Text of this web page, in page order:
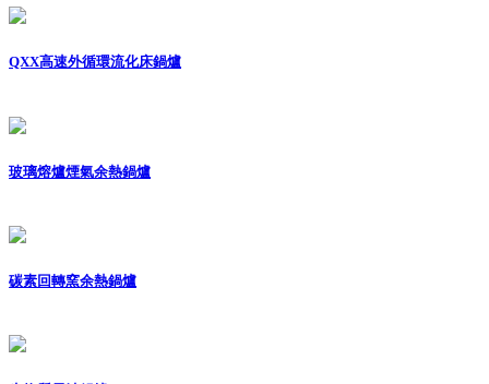
QXX高速外循環流化床鍋爐
玻璃熔爐煙氣余熱鍋爐
碳素回轉窯余熱鍋爐